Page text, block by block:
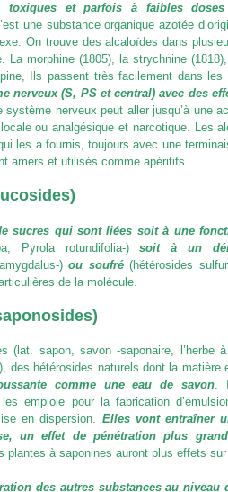
toxiques et parfois à faibles doses
une substance organique azotée
On trouve des alcaloïdes dans
La morphine (1805), la strychnine
Ils passent très facilement dans les
nerveux (S, PS et central) avec des
système nerveux peut aller jusqu’à une
ou analgésique et narcotique. Les
les a fournis, toujours avec une
amers et utilisés comme apéritifs.
sucres qui sont liées soit à une
Pyrola rotundifolia-)soit à un
)ou soufré(hétérosides
de la molécule.
(lat. sapon, savon -saponaire,
des hétérosides naturels dont la matière
comme une eau de savon .
emploie pour la fabrication
en dispersion. Elles vont entraîner
un effet de pénétration plus
plantes à saponines auront plus effets
des autres substances au niveau